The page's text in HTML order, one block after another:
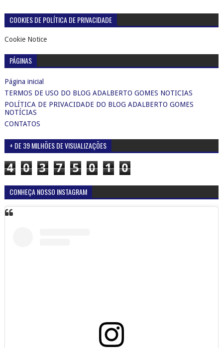
COOKIES DE POLÍTICA DE PRIVACIDADE
Cookie Notice
PÁGINAS
Página inicial
TERMOS DE USO DO BLOG ADALBERTO GOMES NOTICIAS
POLÍTICA DE PRIVACIDADE DO BLOG ADALBERTO GOMES
NOTÍCIAS
CONTATOS
+ DE 39 MILHÕES DE VISUALIZAÇÕES
4 0 3 7 5 0 1 0
CONHEÇA NOSSO INSTAGRAM